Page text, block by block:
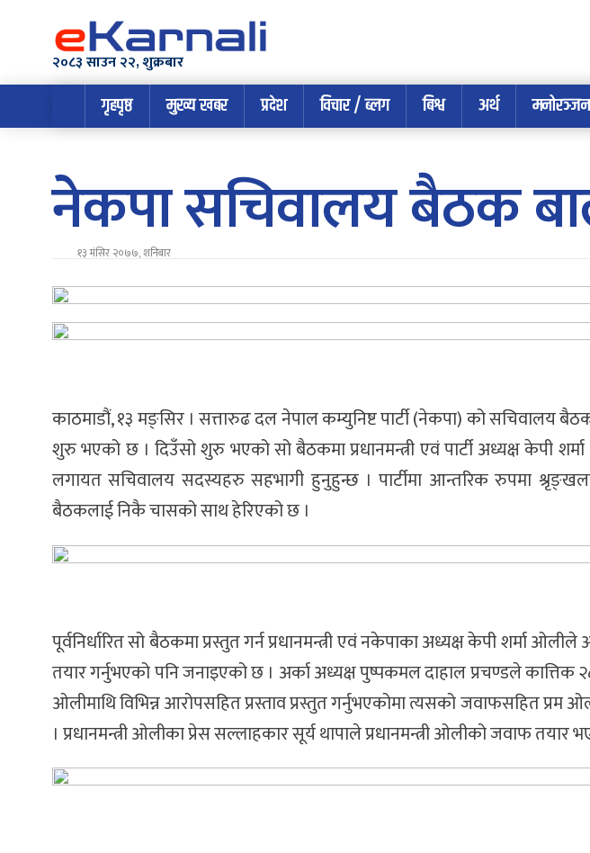
२०८३ साउन २२, शुक्रबार
गृहपृष्ठ मुख्य खबर प्रदेश विचार / ब्लग बिश्व अर्थ मनोरञ्जन
नेकपा सचिवालय बैठक
१३ मंसिर २०७७, शनिबार
काठमाडौं, १३ मङ्सिर । सत्तारुढ दल नेपाल कम्युनिष्ट पार्टी (नेकपा) को सचिवालय बैठक
शुरु भएको छ । दिउँसो शुरु भएको सो बैठकमा प्रधानमन्त्री एवं पार्टी अध्यक्ष केपी
लगायत सचिवालय सदस्यहरु सहभागी हुनुहुन्छ । पार्टीमा आन्तरिक रुपमा
बैठकलाई निकै चासको साथ हेरिएको छ ।
पूर्वनिर्धारित सो बैठकमा प्रस्तुत गर्न प्रधानमन्त्री एवं नकेपाका अध्यक्ष केपी शर्मा
तयार गर्नुभएको पनि जनाइएको छ । अर्का अध्यक्ष पुष्पकमल दाहाल प्रचण्डले कात्तिक
ओलीमाथि विभिन्न आरोपसहित प्रस्ताव प्रस्तुत गर्नुभएकोमा त्यसको जवाफसहित
। प्रधानमन्त्री ओलीका प्रेस सल्लाहकार सूर्य थापाले प्रधानमन्त्री ओलीको जवाफ तयार